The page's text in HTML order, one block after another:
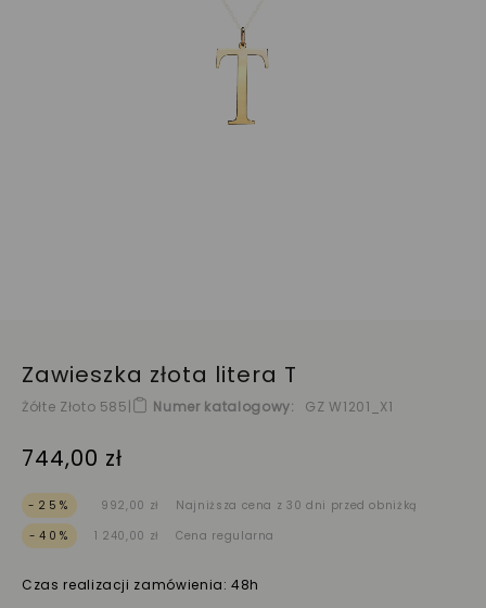
Zawieszka złota litera T
Żółte Złoto 585| Numer katalogowy GZ W1201_X1
744,00 zł
-25% 992,00 zł
Najniższa cena z 30 dni przed obniżką
-40%
1 240,00 zł Cena regularna
Czas realizacji zamówienia: 48h